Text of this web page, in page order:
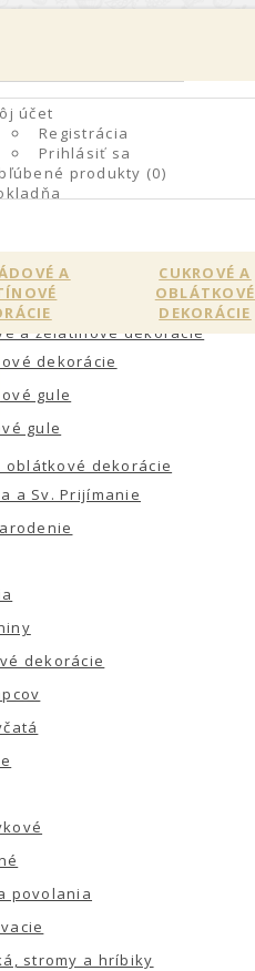
účet
Registrácia
Prihlásiť sa
produkty (0)
A
CUKROVÉ A
OBLÁTKOVÉ
DEKORÁCIE
a želatínové dekorácie
dekorácie
gule
gule
oblátkové dekorácie
a Sv. Prijímanie
dekorácie
povolania
stromy a hríbiky